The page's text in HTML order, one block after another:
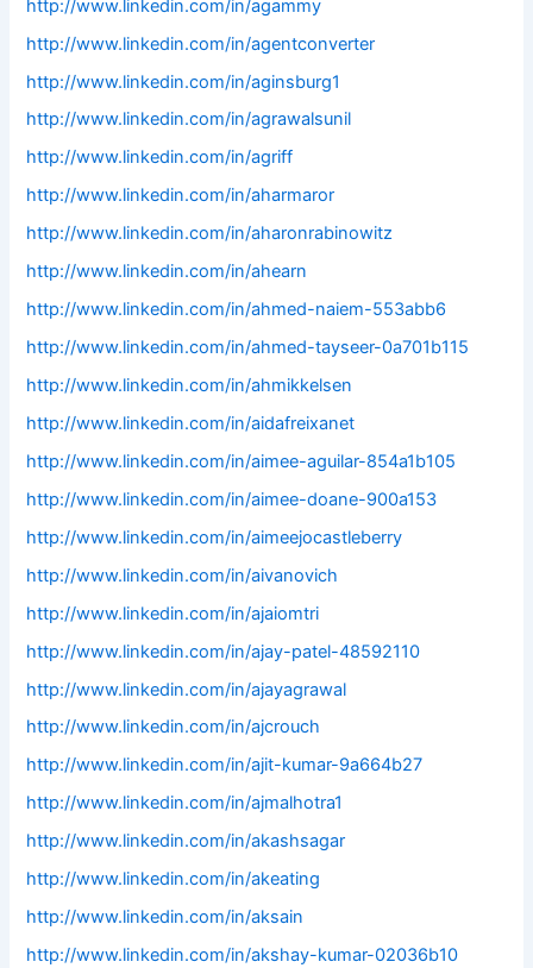
http://www.linkedin.com/in/agammy
http://www.linkedin.com/in/agentconverter
http://www.linkedin.com/in/aginsburg1
http://www.linkedin.com/in/agrawalsunil
http://www.linkedin.com/in/agriff
http://www.linkedin.com/in/aharmaror
http://www.linkedin.com/in/aharonrabinowitz
http://www.linkedin.com/in/ahearn
http://www.linkedin.com/in/ahmed-naiem-553abb6
http://www.linkedin.com/in/ahmed-tayseer-0a701b115
http://www.linkedin.com/in/ahmikkelsen
http://www.linkedin.com/in/aidafreixanet
http://www.linkedin.com/in/aimee-aguilar-854a1b105
http://www.linkedin.com/in/aimee-doane-900a153
http://www.linkedin.com/in/aimeejocastleberry
http://www.linkedin.com/in/aivanovich
http://www.linkedin.com/in/ajaiomtri
http://www.linkedin.com/in/ajay-patel-48592110
http://www.linkedin.com/in/ajayagrawal
http://www.linkedin.com/in/ajcrouch
http://www.linkedin.com/in/ajit-kumar-9a664b27
http://www.linkedin.com/in/ajmalhotra1
http://www.linkedin.com/in/akashsagar
http://www.linkedin.com/in/akeating
http://www.linkedin.com/in/aksain
http://www.linkedin.com/in/akshay-kumar-02036b10